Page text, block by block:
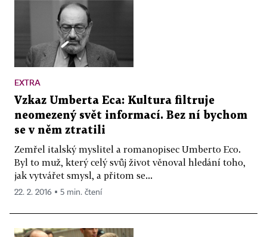
EXTRA
Vzkaz Umberta Eca: Kultura filtruje
neomezený svět informací. Bez ní bychom
se v něm ztratili
Zemřel italský myslitel a romanopisec Umberto Eco.
Byl to muž, který celý svůj život věnoval hledání toho,
jak vytvářet smysl, a přitom se...
22. 2. 2016 ▪ 5 min. čtení